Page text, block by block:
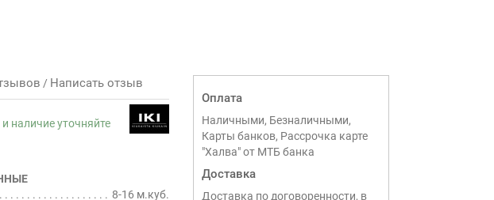
/ Написать отзыв
наличие уточняйте
8-16 м.куб.
Оплата
Наличными, Безналичными,
Карты банков, Рассрочка карте
"Халва" от МТБ банка
Доставка
Доставка по договоренности, в